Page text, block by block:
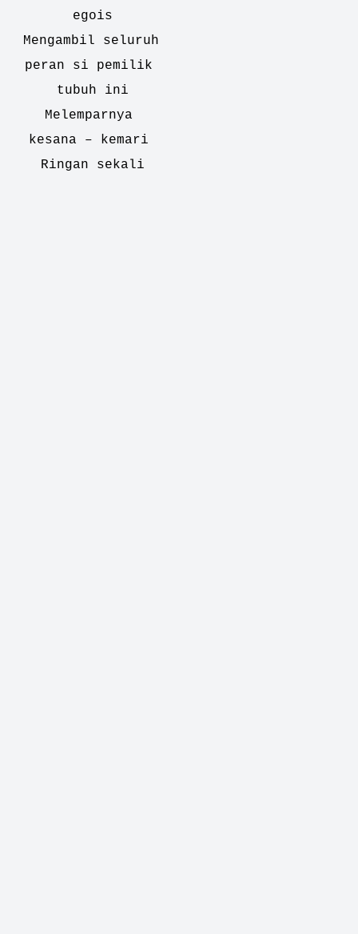
egois
Mengambil seluruh
peran si pemilik
tubuh ini
Melemparnya
kesana – kemari
Ringan sekali